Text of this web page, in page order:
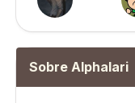
Sobre Alphalari